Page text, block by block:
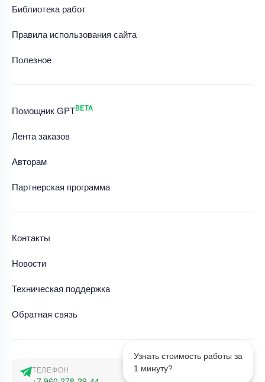
Узнать стоимость работы за
1 минуту?
Библиотека работ
Правила использования сайта
Полезное
Помощник GPTBETA
Лента заказов
Авторам
Партнерская программа
Контакты
Новости
Техническая поддержка
Обратная связь
ТЕЛЕФОН